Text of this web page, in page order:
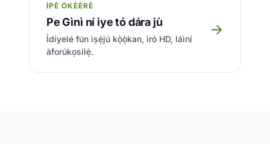
ÌPÈ ÒKÈÈRÈ
Pe Gìnì ní iye tó dára jù
Ìdíyelé fún ìṣẹ́jú kọ̀ọ̀kan, ìró HD, láìní
àforúkọsílẹ̀.
→